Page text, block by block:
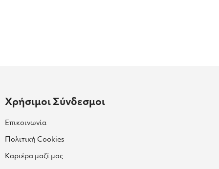
Χρήσιμοι Σύνδεσμοι
Επικοινωνία
Πολιτική Cookies
Καριέρα μαζί μας